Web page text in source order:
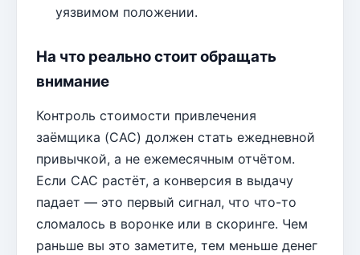
уязвимом положении.
На что реально стоит обращать
внимание
Контроль стоимости привлечения
заёмщика (CAC) должен стать ежедневной
привычкой, а не ежемесячным отчётом.
Если CAC растёт, а конверсия в выдачу
падает — это первый сигнал, что что-то
сломалось в воронке или в скоринге. Чем
раньше вы это заметите, тем меньше денег